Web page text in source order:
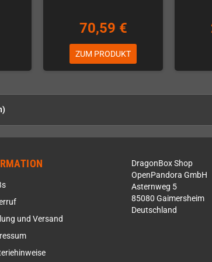
70,59 €
ZUM PRODUKT
und Versand
DragonBox Shop
OpenPandora GmbH
Asternweg 5
85080 Gaimersheim
Deutschland